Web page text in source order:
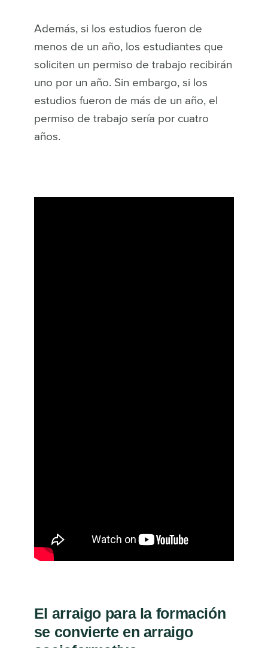
Además, si los estudios fueron de
menos de un año, los estudiantes que
soliciten un permiso de trabajo recibirán
uno por un año. Sin embargo, si los
estudios fueron de más de un año, el
permiso de trabajo sería por cuatro
años.
El arraigo para la formación
se convierte en arraigo